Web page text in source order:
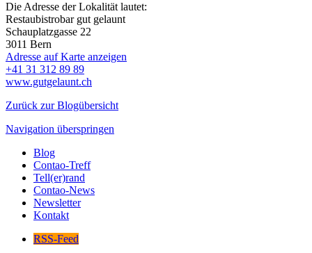
Die Adresse der Lokalität lautet:
Restaubistrobar gut gelaunt
Schauplatzgasse 22
3011 Bern
Adresse auf Karte anzeigen
+41 31 312 89 89
www.gutgelaunt.ch
Zurück zur Blogübersicht
Navigation überspringen
Blog
Contao-Treff
Tell(er)rand
Contao-News
Newsletter
Kontakt
RSS-Feed